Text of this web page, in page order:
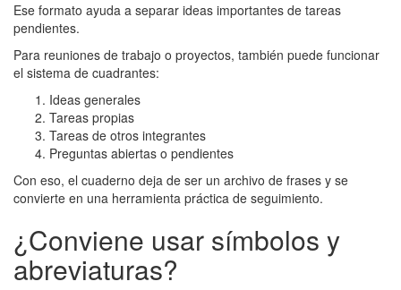
Ese formato ayuda a separar ideas importantes de tareas
pendientes.
Para reuniones de trabajo o proyectos, también puede funcionar
el sistema de cuadrantes:
Ideas generales
Tareas propias
Tareas de otros integrantes
Preguntas abiertas o pendientes
Con eso, el cuaderno deja de ser un archivo de frases y se
convierte en una herramienta práctica de seguimiento.
¿Conviene usar símbolos y
abreviaturas?